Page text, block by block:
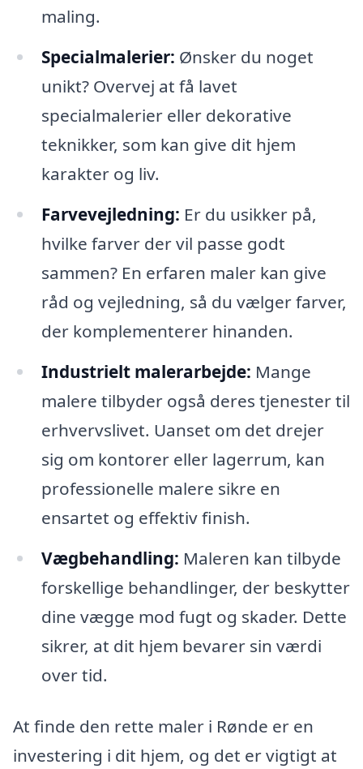
maling.
Specialmalerier: Ønsker du noget
unikt? Overvej at få lavet
specialmalerier eller dekorative
teknikker, som kan give dit hjem
karakter og liv.
Farvevejledning: Er du usikker på,
hvilke farver der vil passe godt
sammen? En erfaren maler kan give
råd og vejledning, så du vælger farver,
der komplementerer hinanden.
Industrielt malerarbejde: Mange
malere tilbyder også deres tjenester til
erhvervslivet. Uanset om det drejer
sig om kontorer eller lagerrum, kan
professionelle malere sikre en
ensartet og effektiv finish.
Vægbehandling: Maleren kan tilbyde
forskellige behandlinger, der beskytter
dine vægge mod fugt og skader. Dette
sikrer, at dit hjem bevarer sin værdi
over tid.
At finde den rette maler i Rønde er en
investering i dit hjem, og det er vigtigt at